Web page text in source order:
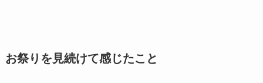
お祭りを見続けて感じたこと